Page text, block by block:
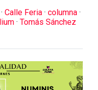
· Calle Feria · columna ·
· Tomás Sánchez